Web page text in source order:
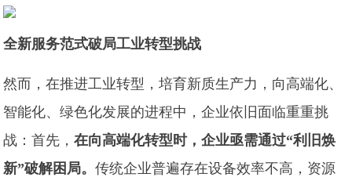
全新服务范式破局工业转型挑战
然而，在推进工业转型，培育新质生产力，向高端化、
智能化、绿色化发展的进程中，企业依旧面临重重挑
战：首先，在向高端化转型时，企业亟需通过“利旧焕
新”破解困局。传统企业普遍存在设备效率不高，资源